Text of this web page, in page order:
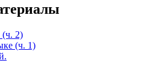
(ч. 2)
(ч. 1)